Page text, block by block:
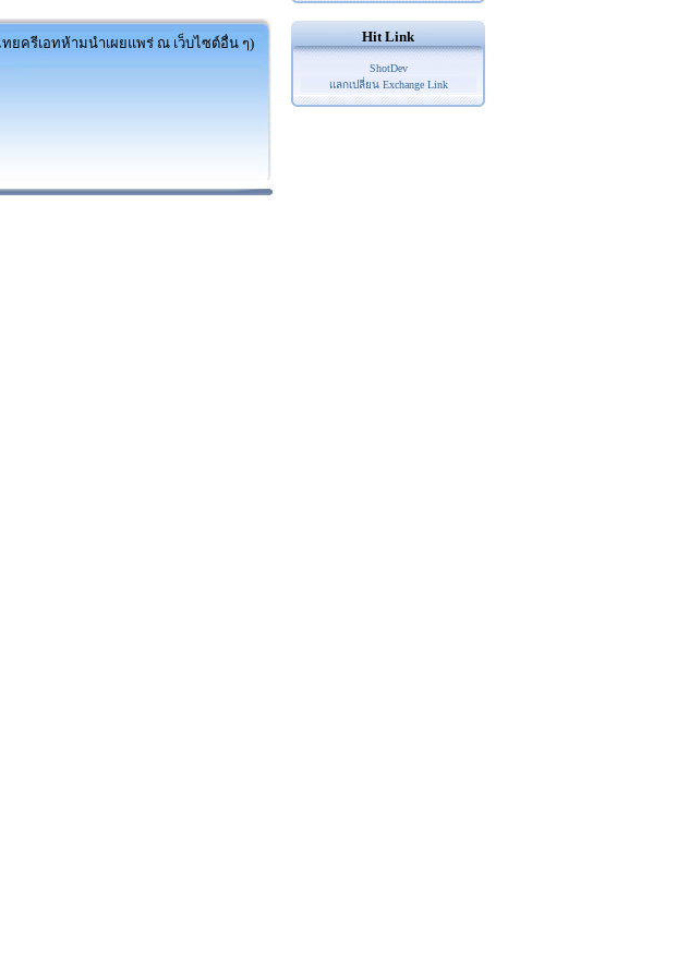
ทยครีเอทห้ามนำเผยแพร่ ณ เว็บไซต์อื่น ๆ)
Hit Link
ShotDev
แลกเปลี่ยน Exchange Link